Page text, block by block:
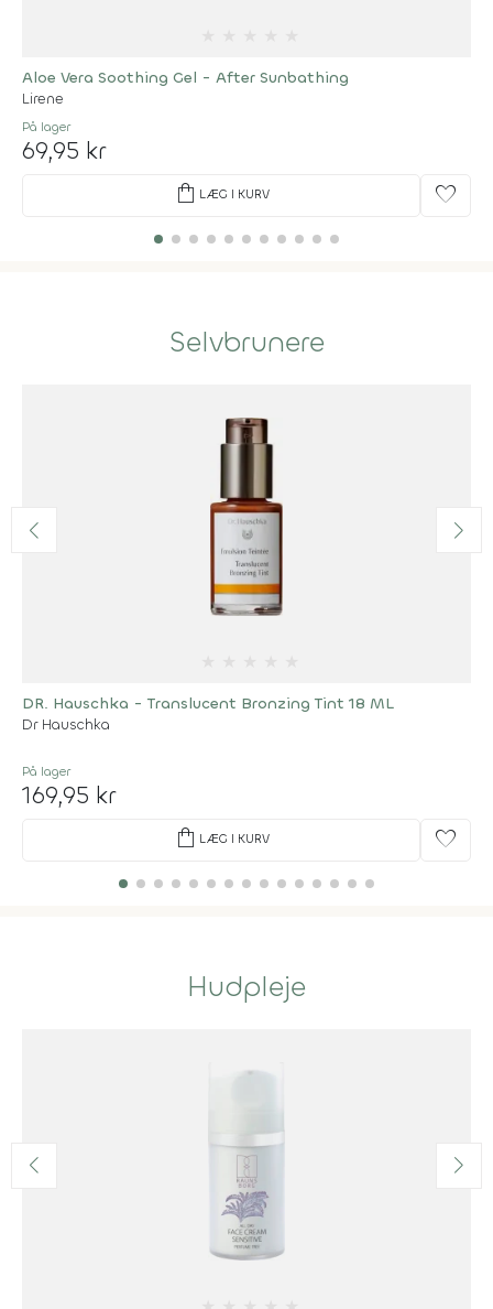
Aloe Vera Soothing Gel - After Sunbathing
Lirene
På lager
69,95 kr
shopping_bag LÆG I KURV favorite
Selvbrunere
DR. Hauschka - Translucent Bronzing Tint 18 ML
Dr Hauschka
På lager
169,95 kr
shopping_bag LÆG I KURV favorite
Hudpleje